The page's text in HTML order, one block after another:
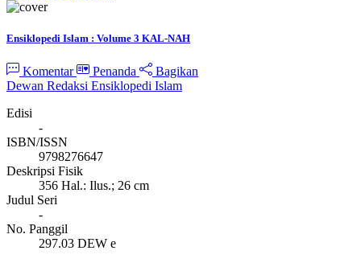
Ensiklopedi Islam : Volume 3 KAL-NAH
Komentar Penanda
Bagikan
Dewan Redaksi Ensiklopedi Islam
Edisi
-
ISBN/ISSN
9798276647
Deskripsi Fisik
356 Hal.: Ilus.; 26 cm
Judul Seri
-
No. Panggil
297.03 DEW e